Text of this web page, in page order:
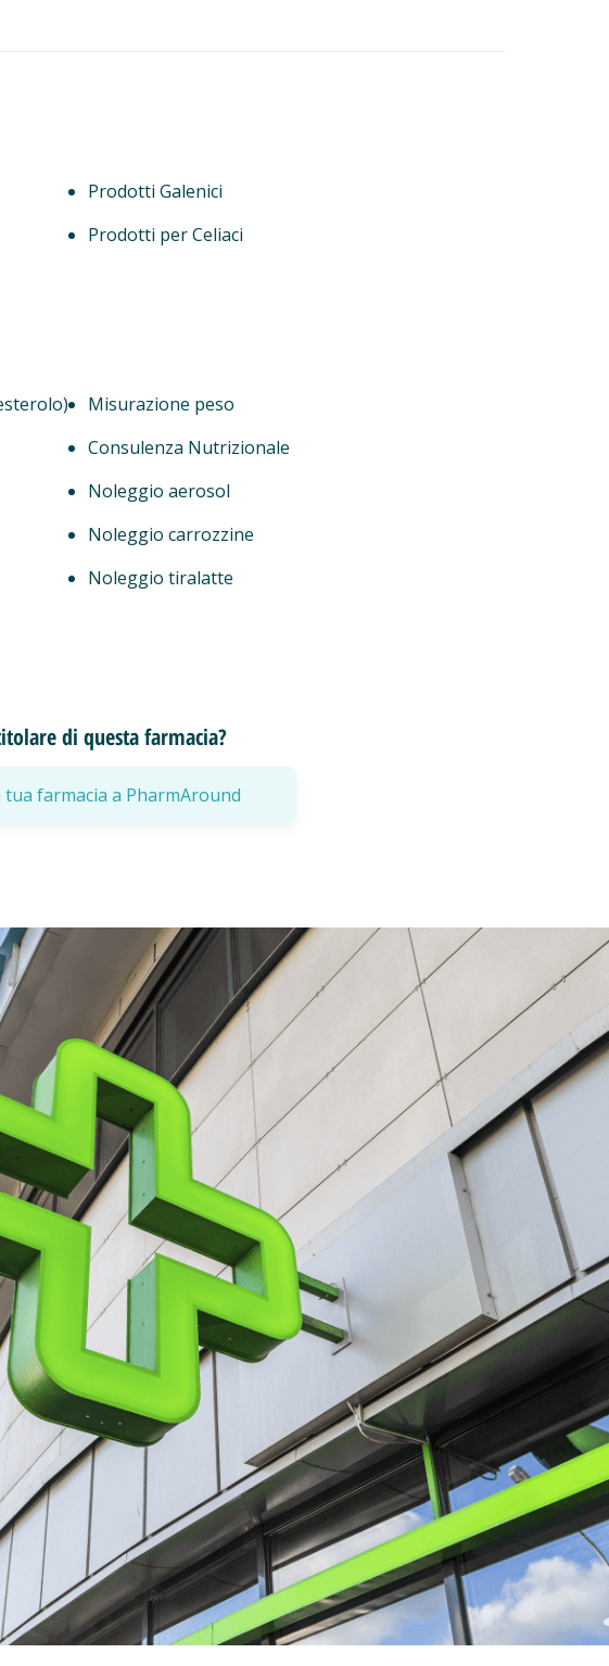
Prodotti Galenici
Prodotti per Celiaci
Misurazione peso
Consulenza Nutrizionale
Noleggio aerosol
Noleggio carrozzine
Noleggio tiralatte
di questa farmacia?
tua farmacia a PharmAround